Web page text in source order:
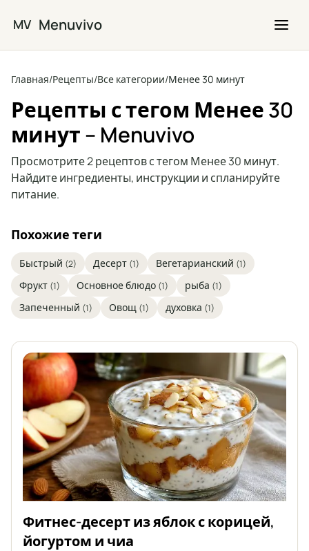
MV Menuvivo
Главная/Рецепты/Все категории/Менее 30 минут
Рецепты с тегом Менее 30
минут – Menuvivo
Просмотрите 2 рецептов с тегом Менее 30 минут.
Найдите ингредиенты, инструкции и спланируйте
питание.
Похожие теги
Быстрый (2) Десерт (1) Вегетарианский (1)
Фрукт (1) Основное блюдо (1) рыба (1)
Запеченный (1) Овощ (1) духовка (1)
Фитнес-десерт из яблок с корицей,
йогуртом и чиа